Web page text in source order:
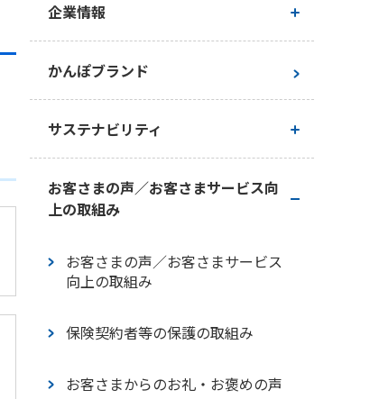
企業情報
ご挨拶
ガバナンス
お客さま本位の業務運営に関する
基本方針
かんぽブランド
サステナビリティ
かんぽ生命のサステナビリティ
サステナビリティの考え方
マテリアリティ
環境
お客さまの声／お客さまサービス向
上の取組み
お客さまの声／お客さまサービス
向上の取組み
保険契約者等の保護の取組み
お客さまからのお礼・お褒めの声